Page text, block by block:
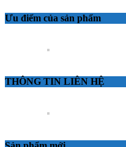
Ưu điểm của sản phẩm
THÔNG TIN LIÊN HỆ